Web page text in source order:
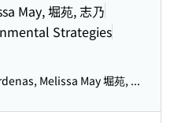
May, 堀苑, 志乃
Strategies
Melissa May 堀苑, ...